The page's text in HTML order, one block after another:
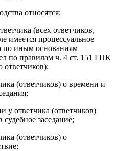
относятся:
(всех ответчиков,
имеется процессуальное
по иным основаниям
по правилам ч. 4 ст. 151 ГПК
ответчиков);
(ответчиков) о времени и
у ответчика (ответчиков)
заседание;
(ответчиков) о